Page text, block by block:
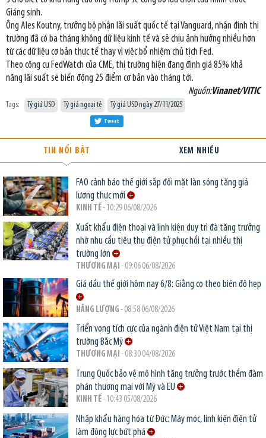
Giáng sinh.
Ông Ales Koutny, trưởng bộ phận lãi suất quốc tế tại Vanguard, nhận định thị
trường đã có ba tháng không dữ liệu kinh tế và sẽ chịu ảnh hưởng nhiều hơn
từ các dữ liệu cơ bản thực tế thay vì việc bổ nhiệm chủ tịch Fed.
Theo công cụ FedWatch của CME, thị trường hiện đang định giá 85% khả
năng lãi suất sẽ biến động 25 điểm cơ bản vào tháng tới.
Nguồn:Vinanet/VITIC
Tags: Tỷ giá USD Tỷ giá ngoại tệ Tỷ giá USD ngày 27/11/2025
Tweet
TIN NỔI BẬT XEM NHIỀU
FAO cảnh báo thế giới sắp đối mặt làn sóng tăng giá
lương thực mới
KINH TẾ- 10:29 06/08/2026
Xuất khẩu điện thoại và linh kiện duy trì đà tăng trưởng
nhờ nhu cầu tiêu thụ điện tử phục hồi tại nhiều thị
trường lớn
THƯƠNG MẠI - 09:06 06/08/2026
Giá dầu thế giới hôm nay 6/8: Giằng co theo biên độ hẹp
NĂNG LƯỢNG - 08:58 06/08/2026
Triển vọng tích cực của ngành điện tử Việt Nam tại thị
trường Bắc Mỹ
THƯƠNG MẠI - 08:30 04/08/2026
Trung Quốc bảo vệ mô hình tăng trưởng trước thềm đàm
phán thương mại với Mỹ và EU
KINH TẾ- 10:43 05/08/2026
Nhập khẩu hàng hóa từ Đức: Máy móc, linh kiện điện tử
làm động lực bứt phá